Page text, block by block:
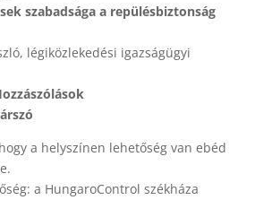
szabadsága a repülésbiztonság
légiközlekedési igazságügyi
a helyszínen lehetőség van ebéd
a HungaroControl székháza